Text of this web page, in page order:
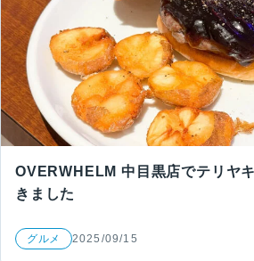
OVERWHELM 中目黒店でテリヤ
きました
グルメ 2025/09/15